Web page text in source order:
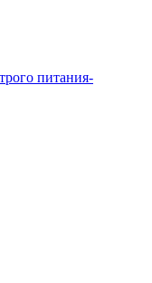
питания-